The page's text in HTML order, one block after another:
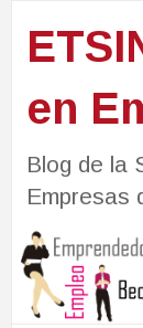
en
Blog de la
Empresas